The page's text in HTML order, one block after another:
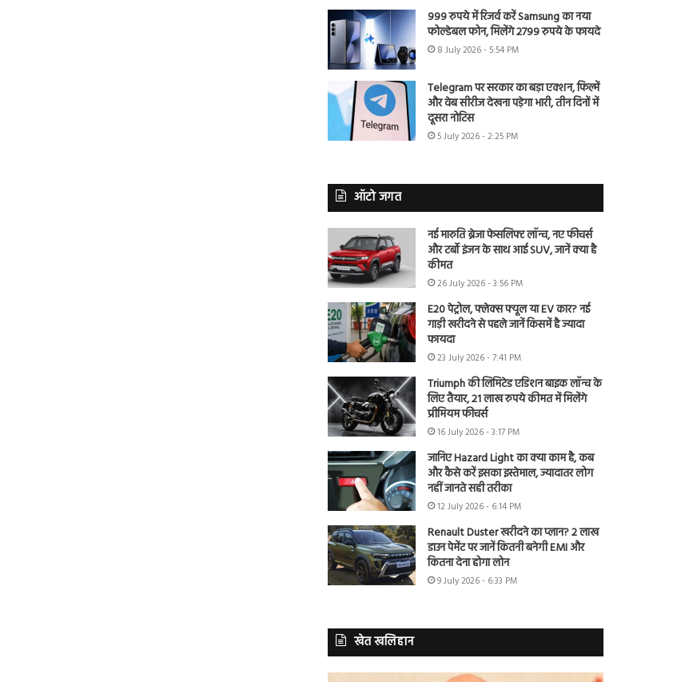
999 रुपये में रिजर्व करें Samsung का नया
फोल्डेबल फोन, मिलेंगे 2799 रुपये के फायदे
8 July 2026 - 5:54 PM
Telegram पर सरकार का बड़ा एक्शन, फिल्में
और वेब सीरीज देखना पड़ेगा भारी, तीन दिनों में
दूसरा नोटिस
5 July 2026 - 2:25 PM
ऑटो जगत
नई मारुति ब्रेजा फेसलिफ्ट लॉन्च, नए फीचर्स
और टर्बो इंजन के साथ आई SUV, जानें क्या है
कीमत
26 July 2026 - 3:56 PM
E20 पेट्रोल, फ्लेक्स फ्यूल या EV कार? नई
गाड़ी खरीदने से पहले जानें किसमें है ज्यादा
फायदा
23 July 2026 - 7:41 PM
Triumph की लिमिटेड एडिशन बाइक लॉन्च के
लिए तैयार, 21 लाख रुपये कीमत में मिलेंगे
प्रीमियम फीचर्स
16 July 2026 - 3:17 PM
जानिए Hazard Light का क्या काम है, कब
और कैसे करें इसका इस्तेमाल, ज्यादातर लोग
नहीं जानते सही तरीका
12 July 2026 - 6:14 PM
Renault Duster खरीदने का प्लान? 2 लाख
डाउन पेमेंट पर जानें कितनी बनेगी EMI और
कितना देना होगा लोन
9 July 2026 - 6:33 PM
खेत खलिहान